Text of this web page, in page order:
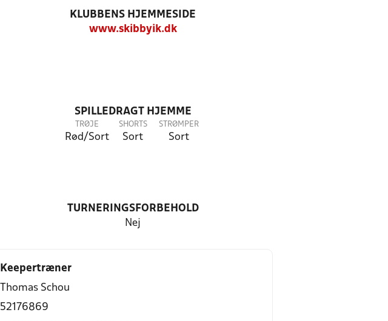
KLUBBENS HJEMMESIDE
www.skibbyik.dk
SPILLEDRAGT HJEMME
TRØJE
Rød/Sort
SHORTS
Sort
STRØMPER
Sort
TURNERINGSFORBEHOLD
Nej
Keepertræner
Thomas Schou
52176869